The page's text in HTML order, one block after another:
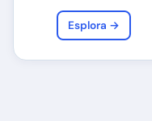
Esplora →